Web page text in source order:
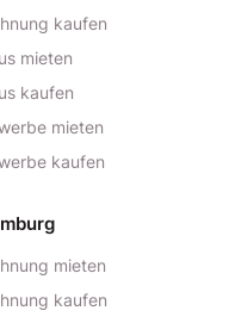
kaufen
mieten
kaufen
mieten
kaufen
mieten
kaufen